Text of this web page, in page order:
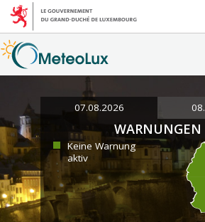
07.08.2026
WARNUNGEN
Keine Warnung
aktiv